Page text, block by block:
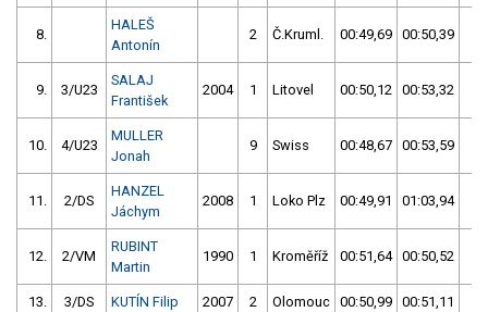
8.
HALEŠ
Antonín
2 Č.Kruml. 00:49,69 00:50,39
9. 3/U23
SALAJ
František
2004 1 Litovel 00:50,12 00:53,32
10. 4/U23
MULLER
Jonah
9 Swiss 00:48,67 00:53,59
11. 2/DS
HANZEL
Jáchym
2008 1 Loko Plz 00:49,91 01:03,94
12. 2/VM
RUBINT
Martin
1990 1 Kroměříž 00:51,64 00:50,52
13. 3/DS KUTÍN Filip 2007 2 Olomouc 00:50,99 00:51,11